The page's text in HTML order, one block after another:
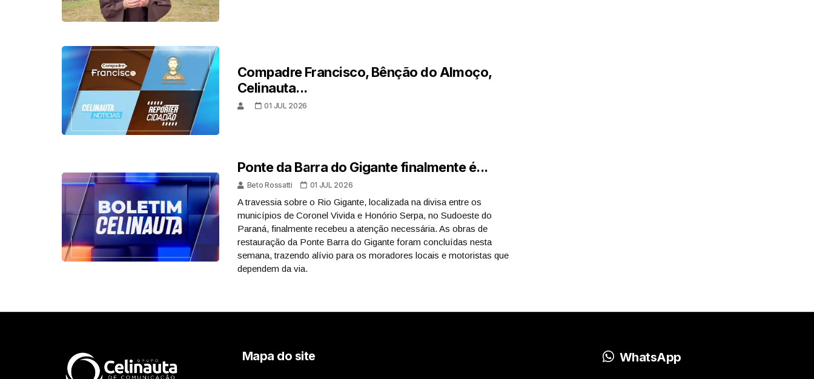
Compadre Francisco, Bênção do Almoço,
Celinauta...
01 JUL 2026
Ponte da Barra do Gigante finalmente é...
Beto Rossatti 01 JUL 2026
A travessia sobre o Rio Gigante, localizada na divisa entre os
municípios de Coronel Vivida e Honório Serpa, no Sudoeste do
Paraná, finalmente recebeu a atenção necessária. As obras de
restauração da Ponte Barra do Gigante foram concluídas nesta
semana, trazendo alívio para os moradores locais e motoristas que
dependem da via.
Mapa do site WhatsApp